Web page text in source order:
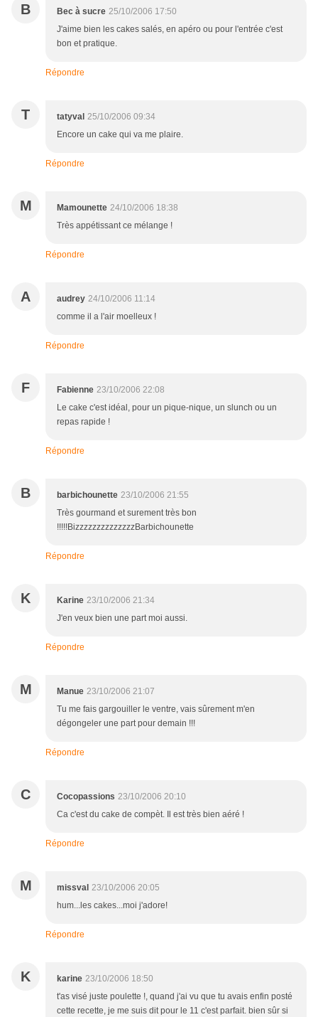
B Bec à sucre 25/10/2006 17:50
J'aime bien les cakes salés, en apéro ou pour l'entrée c'est
bon et pratique.
Répondre
T tatyval 25/10/2006 09:34
Encore un cake qui va me plaire.
Répondre
M Mamounette 24/10/2006 18:38
Très appétissant ce mélange !
Répondre
A audrey 24/10/2006 11:14
comme il a l'air moelleux !
Répondre
F Fabienne 23/10/2006 22:08
Le cake c'est idéal, pour un pique-nique, un slunch ou un
repas rapide !
Répondre
B barbichounette 23/10/2006 21:55
Très gourmand et surement très bon
!!!!!BizzzzzzzzzzzzzzBarbichounette
Répondre
K Karine 23/10/2006 21:34
J'en veux bien une part moi aussi.
Répondre
M Manue 23/10/2006 21:07
Tu me fais gargouiller le ventre, vais sûrement m'en
dégongeler une part pour demain !!!
Répondre
C Cocopassions 23/10/2006 20:10
Ca c'est du cake de compèt. Il est très bien aéré !
Répondre
M missval 23/10/2006 20:05
hum...les cakes...moi j'adore!
Répondre
K karine 23/10/2006 18:50
t'as visé juste poulette !, quand j'ai vu que tu avais enfin posté
cette recette, je me suis dit pour le 11 c'est parfait. bien sûr si